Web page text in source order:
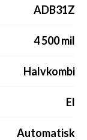
ADB31Z
4 500 mil
Halvkombi
El
Automatisk